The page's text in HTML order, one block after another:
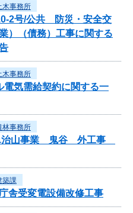
木事務所
2号/公共 防災・安全交
）（債務）工事に関する
木事務所
電気需給契約に関する一
林事務所
治山事業 鬼谷 外工事
築課
舎受変電設備改修工事